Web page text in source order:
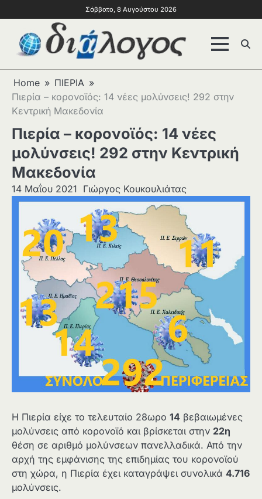
Σάββατο, 8 Αυγούστου 2026
Home
ΠΙΕΡΙΑ
Πιερία – κορονοϊός: 14 νέες μολύνσεις! 292 στην
Κεντρική Μακεδονία
Πιερία – κορονοϊός: 14 νέες
μολύνσεις! 292 στην Κεντρική
Μακεδονία
14 Μαΐου 2021 Γιώργος Κουκουλιάτας
Η Πιερία είχε το τελευταίο 28ωρο 14 βεβαιωμένες
μολύνσεις από κορονοϊό και βρίσκεται στην 22η
θέση σε αριθμό μολύνσεων πανελλαδικά. Από την
αρχή της εμφάνισης της επιδημίας του κορονοϊού
στη χώρα, η Πιερία έχει καταγράψει συνολικά 4.716
μολύνσεις.